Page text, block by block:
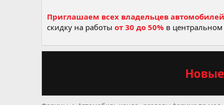
Приглашаем всех владельцев
скидку на работы от 30 до 50% в